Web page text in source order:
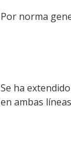
Por norma
Se ha
en ambas